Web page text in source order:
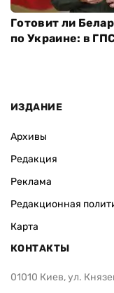
Готовит ли
по Украине: в
ИЗДАНИЕ
Архивы
Редакция
Реклама
Редакционная
Карта
КОНТАКТЫ
01010 Киев, ул.